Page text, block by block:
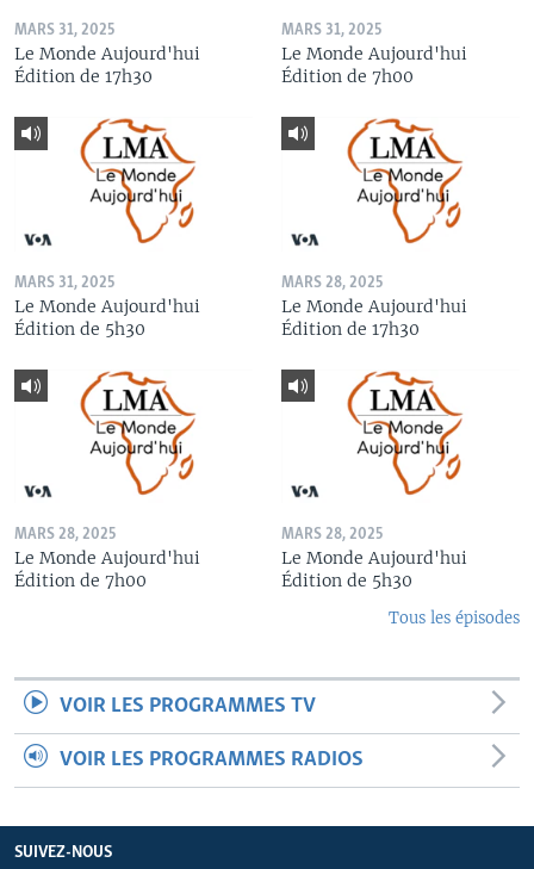
MARS 31, 2025
Le Monde Aujourd'hui
Édition de 17h30
MARS 31, 2025
Le Monde Aujourd'hui
Édition de 7h00
MARS 31, 2025
Le Monde Aujourd'hui
Édition de 5h30
MARS 28, 2025
Le Monde Aujourd'hui
Édition de 17h30
MARS 28, 2025
Le Monde Aujourd'hui
Édition de 7h00
MARS 28, 2025
Le Monde Aujourd'hui
Édition de 5h30
Tous les épisodes
VOIR LES PROGRAMMES TV
VOIR LES PROGRAMMES RADIOS
SUIVEZ-NOUS